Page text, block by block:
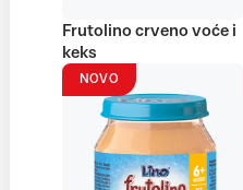
Frutolino crveno voće i
keks
NOVO